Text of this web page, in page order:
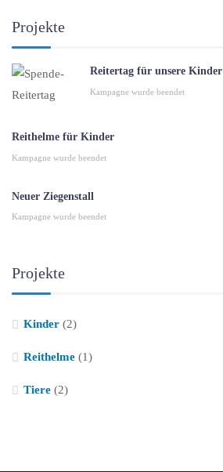
Projekte
Reitertag für unsere Kinder
Kampagne wurde beendet
Reithelme für Kinder
Kampagne wurde beendet
Neuer Ziegenstall
Kampagne wurde beendet
Projekte
Kinder (2)
Reithelme (1)
Tiere (2)